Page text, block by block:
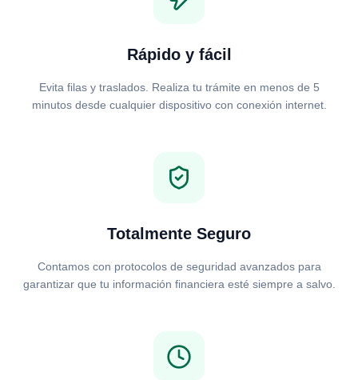
Rápido y fácil
Evita filas y traslados. Realiza tu trámite en menos de 5
minutos desde cualquier dispositivo con conexión internet.
Totalmente Seguro
Contamos con protocolos de seguridad avanzados para
garantizar que tu información financiera esté siempre a salvo.